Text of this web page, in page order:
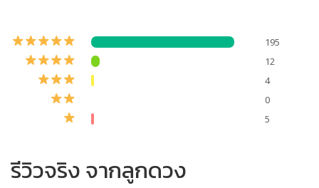
195
12
4
0
5
รีวิวจริง จากลูกดวง